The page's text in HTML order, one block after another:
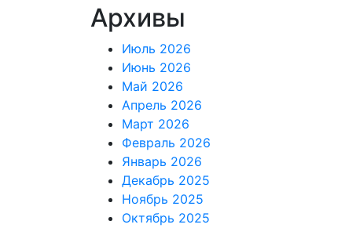
Архивы
Июль 2026
Июнь 2026
Май 2026
Апрель 2026
Март 2026
Февраль 2026
Январь 2026
Декабрь 2025
Ноябрь 2025
Октябрь 2025